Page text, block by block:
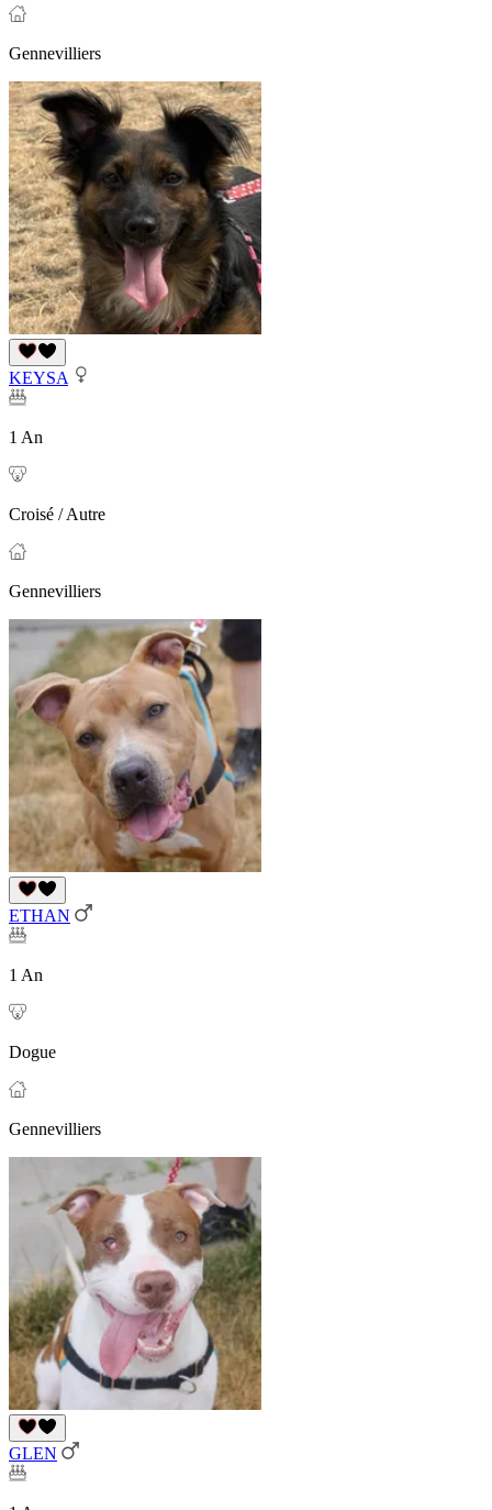
Gennevilliers
KEYSA
1 An
Croisé / Autre
Gennevilliers
ETHAN
1 An
Dogue
Gennevilliers
GLEN